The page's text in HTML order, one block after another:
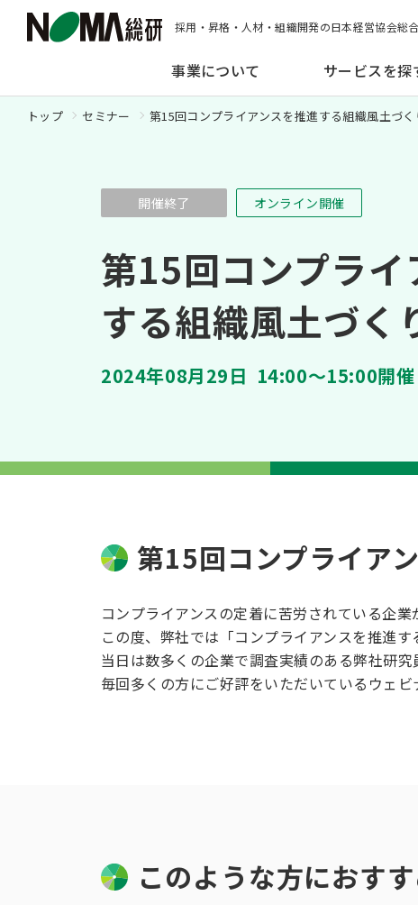
採用・昇格・人材・組織開発の日本経営協会総
事業について
サービスを探
トップ セミナー 第15回コンプライアンスを推進する組織風土づ
開催終了 オンライン開催
第15回コンプライ
する組織風土づく
2024年08月29日 14:00～15:00開催
第15回コンプライア
コンプライアンスの定着に苦労されている企
この度、弊社では「コンプライアンスを推進
当日は数多くの企業で調査実績のある弊社研
毎回多くの方にご好評をいただいているウェ
このような方におす